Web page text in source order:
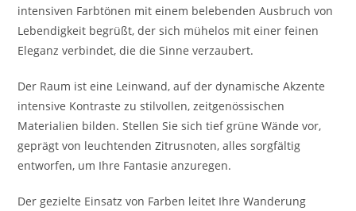
intensiven Farbtönen mit einem belebenden Ausbruch von
Lebendigkeit begrüßt, der sich mühelos mit einer feinen
Eleganz verbindet, die die Sinne verzaubert.
Der Raum ist eine Leinwand, auf der dynamische Akzente
intensive Kontraste zu stilvollen, zeitgenössischen
Materialien bilden. Stellen Sie sich tief grüne Wände vor,
geprägt von leuchtenden Zitrusnoten, alles sorgfältig
entworfen, um Ihre Fantasie anzuregen.
Der gezielte Einsatz von Farben leitet Ihre Wanderung